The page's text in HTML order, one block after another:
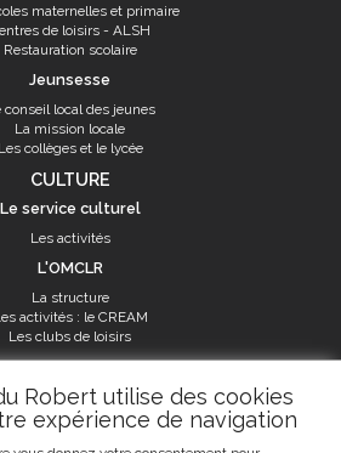
Robert utilise des cookies
expérience de navigation
maternelles et primaire
de loisirs - ALSH
Restauration scolaire
Jeunsesse
conseil local des jeunes
La mission locale
Les collèges et le lycée
CULTURE
Le service culturel
Les activités
L'OMCLR
La structure
activités : le CREAM
Les clubs de loisirs
SPORT
équipements sportifs
municipaux